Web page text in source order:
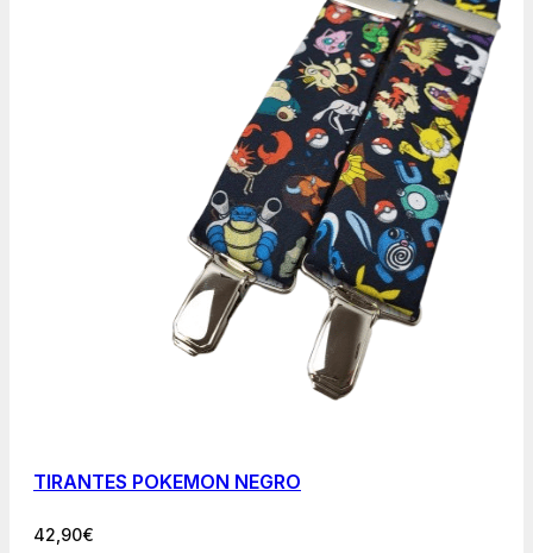
TIRANTES POKEMON NEGRO
42,90€